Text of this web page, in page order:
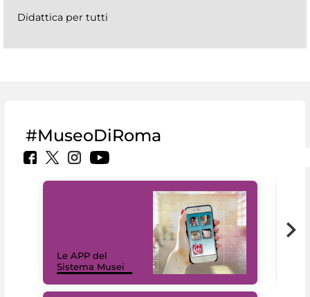
Didattica per tutti
#MuseoDiRoma
Le APP del
Sistema Musei